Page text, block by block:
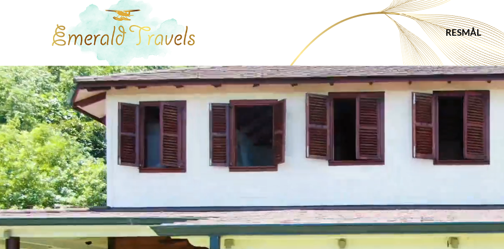
RESMÅL